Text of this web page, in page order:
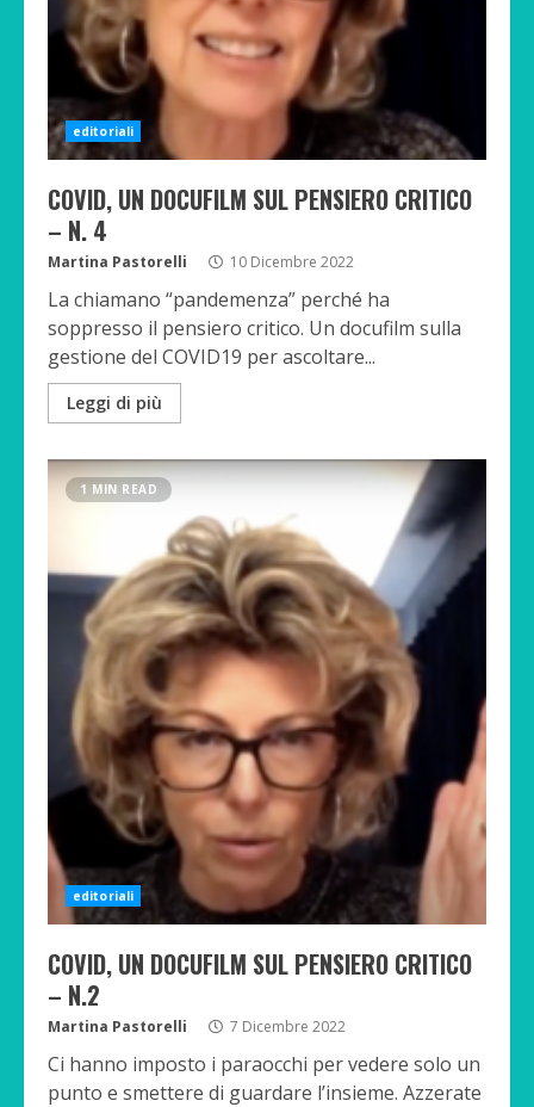
editoriali
COVID, UN DOCUFILM SUL PENSIERO CRITICO
– N. 4
Martina Pastorelli 10 Dicembre 2022
La chiamano “pandemenza” perché ha
soppresso il pensiero critico. Un docufilm sulla
gestione del COVID19 per ascoltare...
Leggi di più
1 MIN READ
editoriali
COVID, UN DOCUFILM SUL PENSIERO CRITICO
– N.2
Martina Pastorelli 7 Dicembre 2022
Ci hanno imposto i paraocchi per vedere solo un
punto e smettere di guardare l’insieme. Azzerate